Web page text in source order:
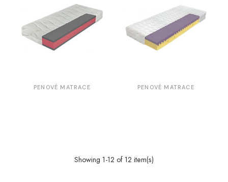
PENOVÉ MATRACE PENOVÉ MATRACE
Showing 1-12 of 12 item(s)